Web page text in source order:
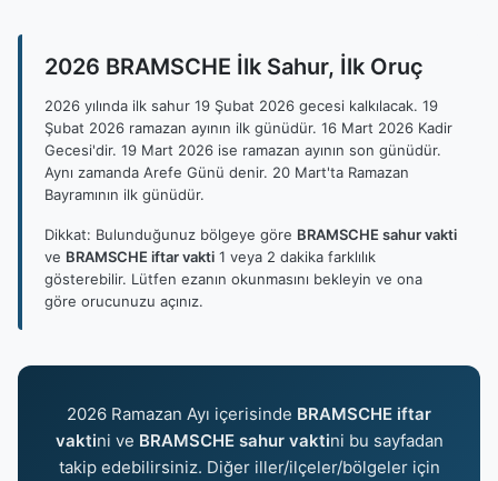
2026 BRAMSCHE İlk Sahur, İlk Oruç
2026 yılında ilk sahur 19 Şubat 2026 gecesi kalkılacak. 19
Şubat 2026 ramazan ayının ilk günüdür. 16 Mart 2026 Kadir
Gecesi'dir. 19 Mart 2026 ise ramazan ayının son günüdür.
Aynı zamanda Arefe Günü denir. 20 Mart'ta Ramazan
Bayramının ilk günüdür.
Dikkat: Bulunduğunuz bölgeye göre BRAMSCHE sahur vakti
ve BRAMSCHE iftar vakti 1 veya 2 dakika farklılık
gösterebilir. Lütfen ezanın okunmasını bekleyin ve ona
göre orucunuzu açınız.
2026 Ramazan Ayı içerisinde BRAMSCHE iftar
vaktini ve BRAMSCHE sahur vaktini bu sayfadan
takip edebilirsiniz. Diğer iller/ilçeler/bölgeler için